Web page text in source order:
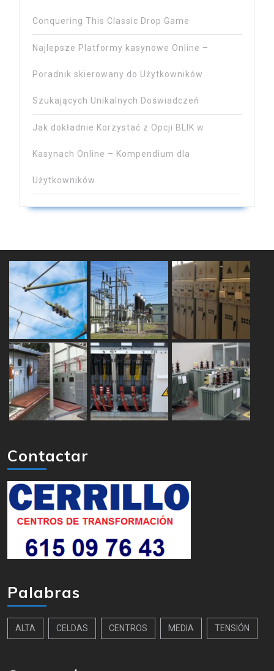
Conquering This Classic Drop Game
Najlepsze Platformy kasynowe Online –
Poradnik skierowany do Użytkowników
Szukających Unikalnych Doświadczeń
Jak dokładnie Korzystać z Opcji BLIK w
Kasynach Online – Kompendium dla
Użytkowników
Contactar
Palabras
ALTA CELDAS CENTROS MEDIA TENSIÓN